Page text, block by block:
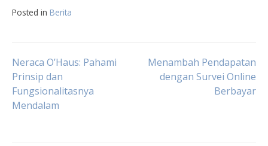
Posted in Berita
Navigasi
pos
Neraca O’Haus: Pahami
Prinsip dan
Fungsionalitasnya
Mendalam
Menambah Pendapatan
dengan Survei Online
Berbayar